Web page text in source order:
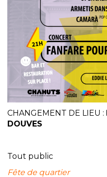
CHANGEMENT DE LIEU :
DOUVES
Tout public
Fête de quartier